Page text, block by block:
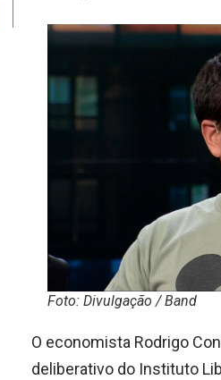
Foto: Divulgação / Band
O economista Rodrigo
deliberativo do Instituto